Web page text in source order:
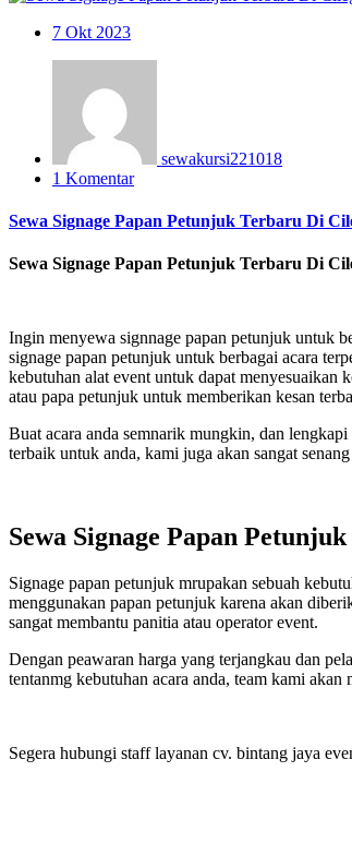
7 Okt 2023
sewakursi221018
1 Komentar
Sewa Signage Papan Petunjuk Terbaru Di
Sewa Signage Papan Petunjuk Terbaru Di
Ingin menyewa signnage papan petunjuk untuk
signage papan petunjuk untuk berbagai acara
kebutuhan alat event untuk dapat menyesuaikan
atau papa petunjuk untuk memberikan kesan
Buat acara anda semnarik mungkin, dan
terbaik untuk anda, kami juga akan sangat
Sewa Signage Papan
Signage papan petunjuk mrupakan sebuah
menggunakan papan petunjuk karena akan
sangat membantu panitia atau operator event.
Dengan peawaran harga yang terjangkau dan
tentanmg kebutuhan acara anda, team kami
Segera hubungi staff layanan cv. bintang jaya